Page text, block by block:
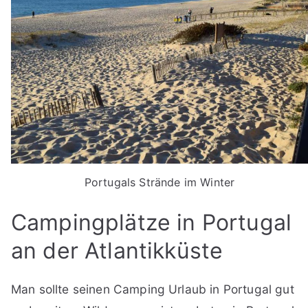
Portugals Strände im Winter
Campingplätze in Portugal
an der Atlantikküste
Man sollte seinen Camping Urlaub in Portugal gut